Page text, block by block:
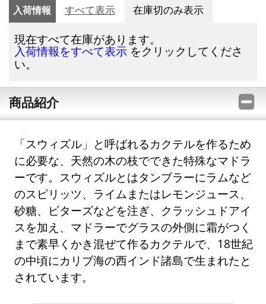
入荷情報 すべて表示 在庫切のみ表示
現在すべて在庫があります。
入荷情報をすべて表示 をクリックしてくださ
い。
商品紹介
「スウィズル」と呼ばれるカクテルを作るため
に必要な、天然の木の枝でできた特殊なマドラ
ーです。スウィズルとはタンブラーにラムなど
のスピリッツ、ライムまたはレモンジュース、
砂糖、ビターズなどを注ぎ、クラッシュドアイ
スを加え、マドラーでグラスの外側に霜がつく
まで素早くかき混ぜて作るカクテルで、18世紀
の中頃にカリブ海の西インド諸島で生まれたと
されています。